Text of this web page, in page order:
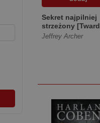
Sekret najpilniej
strzeżony
Jeffrey Archer